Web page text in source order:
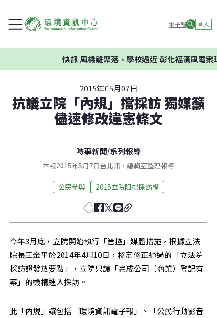
電子報 登入
快訊風機離聚落、學校過近 彰化福漢風電案環
2015年05月07日
抗議立院「內規」擋採訪 獨媒籲
儘速修改違憲條文
時事新聞/系列報導
本報2015年5月7日台北訊，編輯室整理報導
公民參與 2015立院阻擋採訪權
今年3月底，立院開始執行「管控」媒體措施，根據立法
院長王金平於2014年4月10日，核定修正通過的「立法院
採訪證發放要點」，立院只讓「完成公司（商業）登記有
案」的機構進入採訪。
此「內規」讓包括「環境資訊電子報」、「公民行動影音